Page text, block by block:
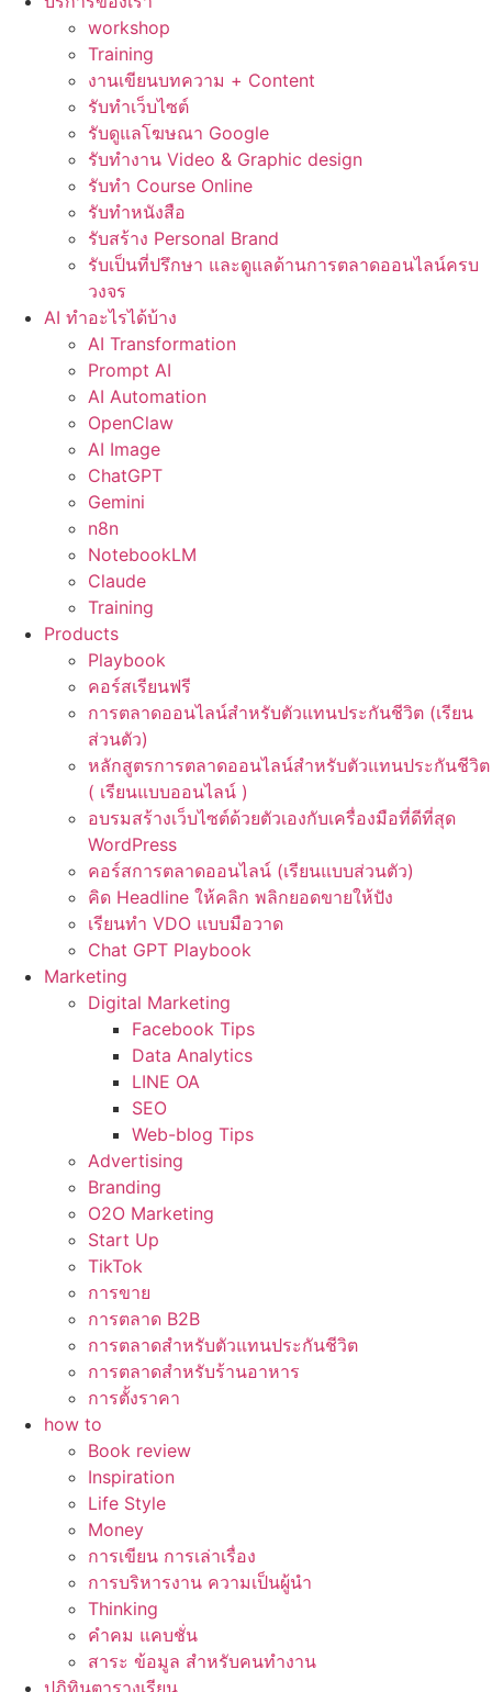
workshop
Training
งานเขียนบทความ + Content
รับทำเว็บไซต์
รับดูแลโฆษณา Google
รับทำงาน Video & Graphic design
รับทำ Course Online
รับทำหนังสือ
รับสร้าง Personal Brand
รับเป็นที่ปรึกษา และดูแลด้านการตลาดออนไลน์ครบ
วงจร
AI ทำอะไรได้บ้าง
AI Transformation
Prompt AI
AI Automation
OpenClaw
AI Image
ChatGPT
Gemini
n8n
NotebookLM
Claude
Training
Products
Playbook
คอร์สเรียนฟรี
การตลาดออนไลน์สำหรับตัวแทนประกันชีวิต (เรียน
ส่วนตัว)
หลักสูตรการตลาดออนไลน์สำหรับตัวแทนประกันชีวิต
( เรียนแบบออนไลน์ )
อบรมสร้างเว็บไซต์ด้วยตัวเองกับเครื่องมือที่ดีที่สุด
WordPress
คอร์สการตลาดออนไลน์ (เรียนแบบส่วนตัว)
คิด Headline ให้คลิก พลิกยอดขายให้ปัง
เรียนทำ VDO แบบมือวาด
Chat GPT Playbook
Marketing
Digital Marketing
Facebook Tips
Data Analytics
LINE OA
SEO
Web-blog Tips
Advertising
Branding
O2O Marketing
Start Up
TikTok
การขาย
การตลาด B2B
การตลาดสำหรับตัวแทนประกันชีวิต
การตลาดสำหรับร้านอาหาร
การตั้งราคา
how to
Book review
Inspiration
Life Style
Money
การเขียน การเล่าเรื่อง
การบริหารงาน ความเป็นผู้นำ
Thinking
คำคม แคบชั่น
สาระ ข้อมูล สำหรับคนทำงาน
ปฏิทินตารางเรียน